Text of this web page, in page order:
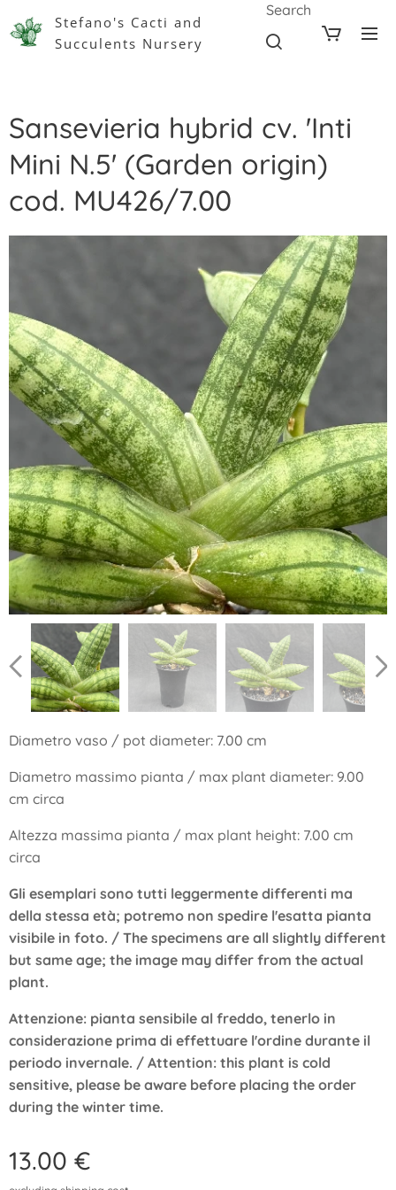
Stefano's Cacti and
Succulents Nursery
Search
Sansevieria hybrid cv. 'Inti
Mini N.5' (Garden origin)
cod. MU426/7.00
Diametro vaso / pot diameter: 7.00 cm
Diametro massimo pianta / max plant diameter: 9.00
cm circa
Altezza massima pianta / max plant height: 7.00 cm
circa
Gli esemplari sono tutti leggermente differenti ma
della stessa età; potremo non spedire l'esatta pianta
visibile in foto. / The specimens are all slightly different
but same age; the image may differ from the actual
plant.
Attenzione: pianta sensibile al freddo, tenerlo in
considerazione prima di effettuare l'ordine durante il
periodo invernale. / Attention: this plant is cold
sensitive, please be aware before placing the order
during the winter time.
13.00 €